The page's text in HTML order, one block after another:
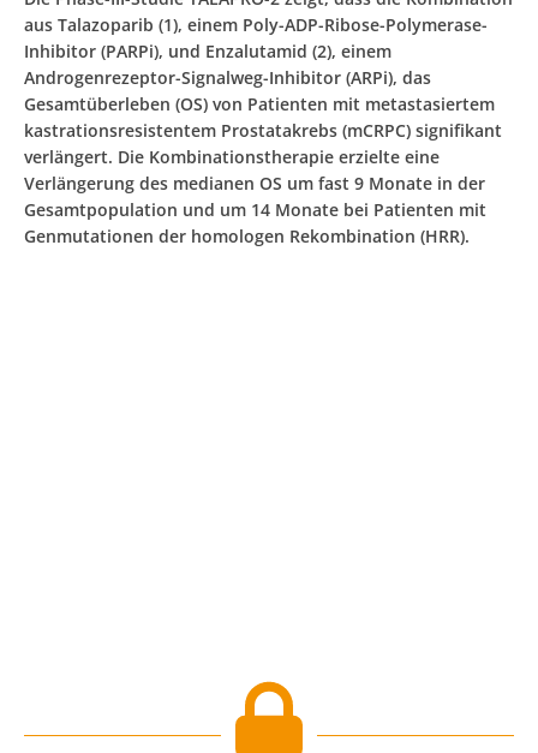
aus Talazoparib (1), einem Poly-ADP-Ribose-Polymerase-
Inhibitor (PARPi), und Enzalutamid (2), einem
Androgenrezeptor-Signalweg-Inhibitor (ARPi), das
Gesamtüberleben (OS) von Patienten mit metastasiertem
kastrationsresistentem Prostatakrebs (mCRPC) signifikant
verlängert. Die Kombinationstherapie erzielte eine
Verlängerung des medianen OS um fast 9 Monate in der
Gesamtpopulation und um 14 Monate bei Patienten mit
Genmutationen der homologen Rekombination (HRR).